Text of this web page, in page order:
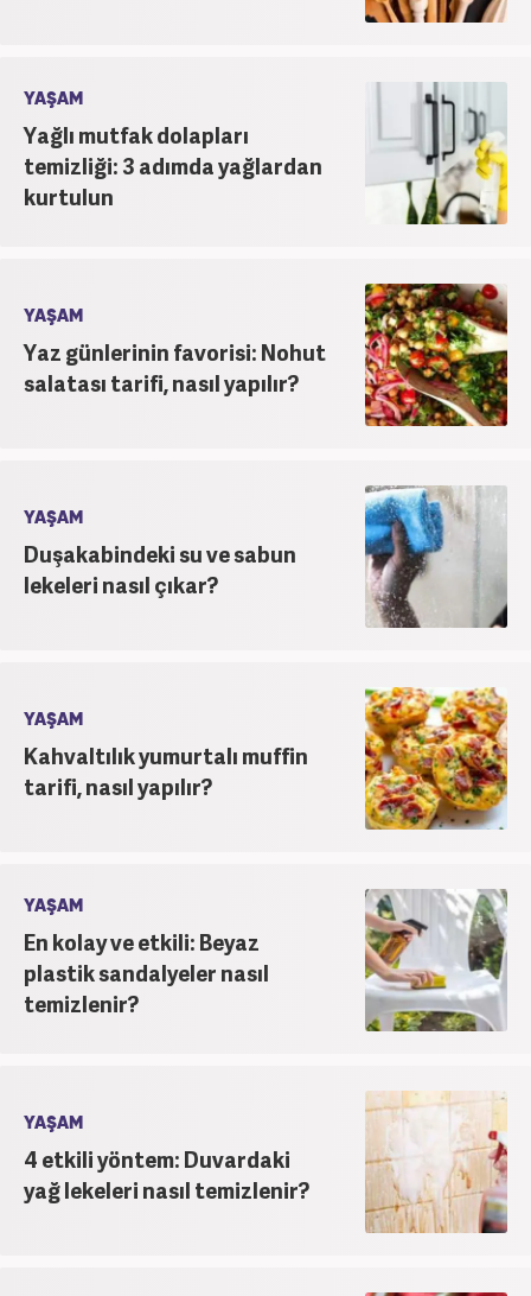
YAŞAM
Yağlı mutfak dolapları
temizliği: 3 adımda yağlardan
kurtulun
YAŞAM
Yaz günlerinin favorisi: Nohut
salatası tarifi, nasıl yapılır?
YAŞAM
Duşakabindeki su ve sabun
lekeleri nasıl çıkar?
YAŞAM
Kahvaltılık yumurtalı muffin
tarifi, nasıl yapılır?
YAŞAM
En kolay ve etkili: Beyaz
plastik sandalyeler nasıl
temizlenir?
YAŞAM
4 etkili yöntem: Duvardaki
yağ lekeleri nasıl temizlenir?